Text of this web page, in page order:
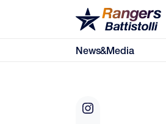
News&Media